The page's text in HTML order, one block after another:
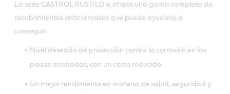
La serie CASTROL RUSTILO le ofrece una gama completa de
recubrimientos anticorrosivos que puede ayudarlo a
conseguir:
Nivel deseado de protección contra la corrosión en las
piezas acabadas, con un coste reducido.
Un mejor rendimiento en materia de salud, seguridad y